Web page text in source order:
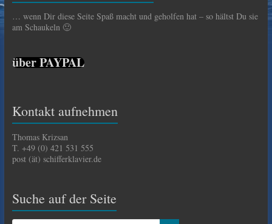
… wenn Dir diese Seite Spaß macht und geholfen hat – so hältst Du sie
am Schaukeln 🙂
über PAYPAL
Kontakt aufnehmen
Thomas Krizsan
T. +49 (0) 421 531 555
post (ät) schifferklavier.de
Suche auf der Seite